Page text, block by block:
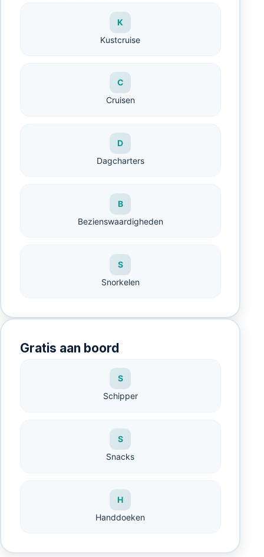
K
Kustcruise
C
Cruisen
D
Dagcharters
B
Bezienswaardigheden
S
Snorkelen
Gratis aan boord
S
Schipper
S
Snacks
H
Handdoeken